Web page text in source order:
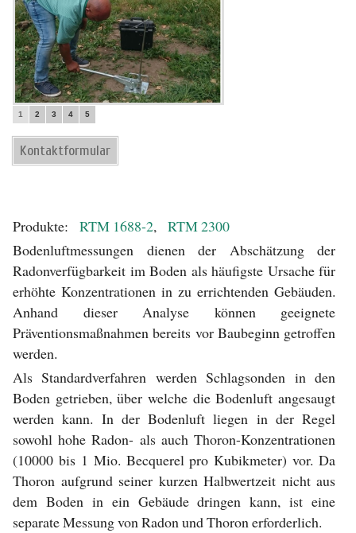
1 2 3 4 5
Kontaktformular
Produkte: RTM 1688-2, RTM 2300
Bodenluftmessungen dienen der Abschätzung der
Radonverfügbarkeit im Boden als häufigste Ursache für
erhöhte Konzentrationen in zu errichtenden Gebäuden.
Anhand dieser Analyse können geeignete
Präventionsmaßnahmen bereits vor Baubeginn getroffen
werden.
Als Standardverfahren werden Schlagsonden in den
Boden getrieben, über welche die Bodenluft angesaugt
werden kann. In der Bodenluft liegen in der Regel
sowohl hohe Radon- als auch Thoron-Konzentrationen
(10000 bis 1 Mio. Becquerel pro Kubikmeter) vor. Da
Thoron aufgrund seiner kurzen Halbwertzeit nicht aus
dem Boden in ein Gebäude dringen kann, ist eine
separate Messung von Radon und Thoron erforderlich.